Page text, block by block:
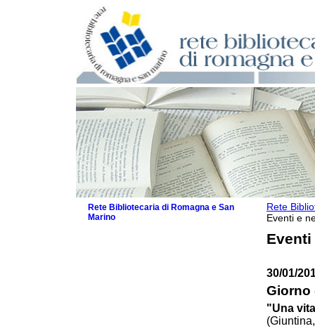
Rete
Eventi e
Eventi
30/01/
Giorno
"Una
Rete Bibliotecaria di Romagna e San
Marino